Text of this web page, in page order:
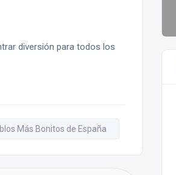
diversión para todos los
Más Bonitos de España